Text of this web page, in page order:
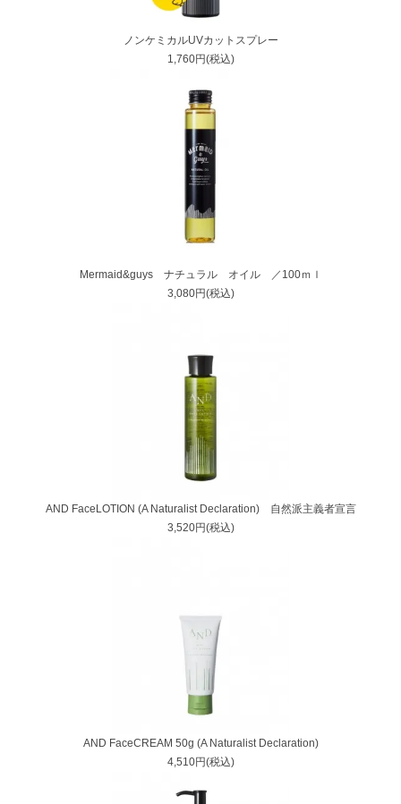
ノンケミカルUVカットスプレー
1,760円(税込)
Mermaid&guys ナチュラル オイル ／100ｍｌ
3,080円(税込)
AND FaceLOTION (A Naturalist Declaration) 自然派主義者宣言
3,520円(税込)
AND FaceCREAM 50g (A Naturalist Declaration)
4,510円(税込)